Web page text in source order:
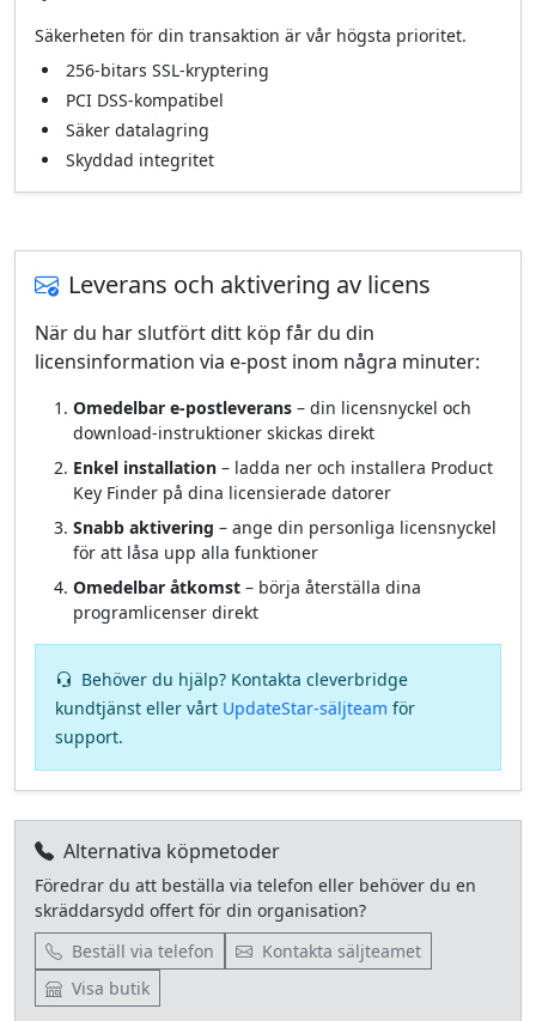
Säkerheten för din transaktion är vår högsta prioritet.
256‑bitars SSL‑kryptering
PCI DSS‑kompatibel
Säker datalagring
Skyddad integritet
Leverans och aktivering av licens
När du har slutfört ditt köp får du din
licensinformation via e‑post inom några minuter:
Omedelbar e‑postleverans – din licensnyckel och
download‑instruktioner skickas direkt
Enkel installation – ladda ner och installera Product
Key Finder på dina licensierade datorer
Snabb aktivering – ange din personliga licensnyckel
för att låsa upp alla funktioner
Omedelbar åtkomst – börja återställa dina
programlicenser direkt
Behöver du hjälp? Kontakta cleverbridge
kundtjänst eller vårt UpdateStar‑säljteam för
support.
Alternativa köpmetoder
Föredrar du att beställa via telefon eller behöver du en
skräddarsydd offert för din organisation?
Beställ via telefon
Kontakta säljteamet
Visa butik